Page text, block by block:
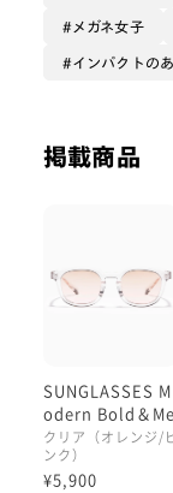
オレンジもピ
『健康的な血
それでいて透過
こうなるとお
『お顔周りで完
クリアカラーの
清涼感があり
ところでこのク
9種発売してい
中にはしっかり
ございます。
メガネ女子
インパクトの
掲載商品
SUNGLASSES M
odern Bold＆Me
tal
クリア（オレンジ/
ンク）
¥5,900